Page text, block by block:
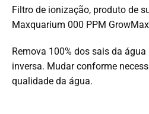
Filtro de ionização, produto de
Maxquarium 000 PPM
Remova 100% dos sais da
inversa. Mudar conforme
qualidade da água.